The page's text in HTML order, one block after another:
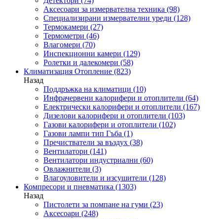
Аксесоари за измервателна техника (98)
Специализирани измервателни уреди (128)
Термокамери (27)
Термометри (46)
Влагомери (70)
Инспекционни камери (129)
Ролетки и далекомери (58)
Климатизация Отопление (823)
Назад
Поддръжка на климатици (10)
Инфрачервени калорифери и отоплители (64)
Електрически калорифери и отоплители (167)
Дизелови калорифери и отоплители (103)
Газови калорифери и отоплители (102)
Газови лампи тип Гъба (1)
Пречистватели за въздух (38)
Вентилатори (141)
Вентилатори индустриални (60)
Овлажнители (3)
Влагоуловители и изсушители (128)
Компресори и пневматика (1303)
Назад
Пистолети за помпане на гуми (23)
Аксесоари (248)